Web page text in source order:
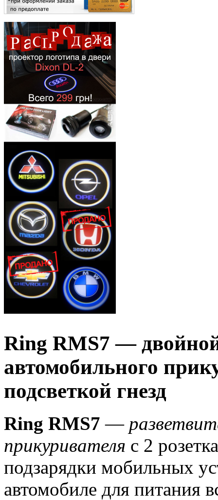
Ring RMS7 —
автомобильного
подсветкой гнезд
Ring RMS7—
прикуривателя с 2
подзарядки мобильных
автомобиле для питания